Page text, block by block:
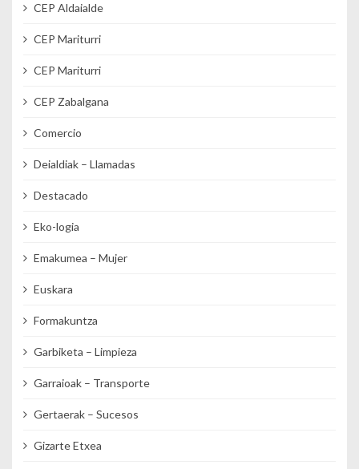
CEP Aldaialde
CEP Mariturri
CEP Mariturri
CEP Zabalgana
Comercio
Deialdiak – Llamadas
Destacado
Eko-logia
Emakumea – Mujer
Euskara
Formakuntza
Garbiketa – Limpieza
Garraioak – Transporte
Gertaerak – Sucesos
Gizarte Etxea